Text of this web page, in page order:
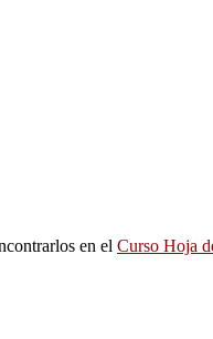
en el Curso Hoja